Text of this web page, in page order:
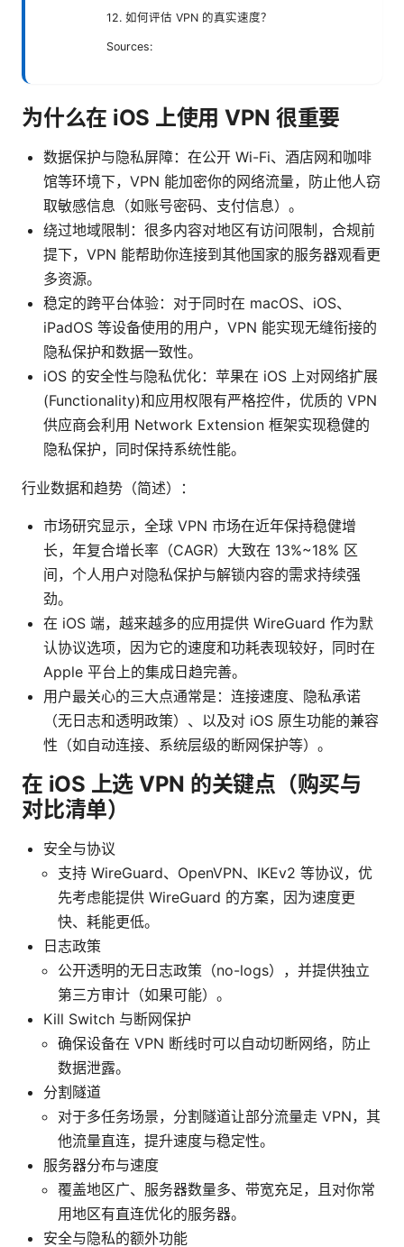
12. 如何评估 VPN 的真实速度？
Sources:
为什么在 iOS 上使用 VPN 很重要
数据保护与隐私屏障：在公开 Wi-Fi、酒店网和咖啡
馆等环境下，VPN 能加密你的网络流量，防止他人窃
取敏感信息（如账号密码、支付信息）。
绕过地域限制：很多内容对地区有访问限制，合规前
提下，VPN 能帮助你连接到其他国家的服务器观看更
多资源。
稳定的跨平台体验：对于同时在 macOS、iOS、
iPadOS 等设备使用的用户，VPN 能实现无缝衔接的
隐私保护和数据一致性。
iOS 的安全性与隐私优化：苹果在 iOS 上对网络扩展
(Functionality)和应用权限有严格控件，优质的 VPN
供应商会利用 Network Extension 框架实现稳健的
隐私保护，同时保持系统性能。
行业数据和趋势（简述）：
市场研究显示，全球 VPN 市场在近年保持稳健增
长，年复合增长率（CAGR）大致在 13%~18% 区
间，个人用户对隐私保护与解锁内容的需求持续强
劲。
在 iOS 端，越来越多的应用提供 WireGuard 作为默
认协议选项，因为它的速度和功耗表现较好，同时在
Apple 平台上的集成日趋完善。
用户最关心的三大点通常是：连接速度、隐私承诺
（无日志和透明政策）、以及对 iOS 原生功能的兼容
性（如自动连接、系统层级的断网保护等）。
在 iOS 上选 VPN 的关键点（购买与
对比清单）
安全与协议
支持 WireGuard、OpenVPN、IKEv2 等协议，优
先考虑能提供 WireGuard 的方案，因为速度更
快、耗能更低。
日志政策
公开透明的无日志政策（no-logs），并提供独立
第三方审计（如果可能）。
Kill Switch 与断网保护
确保设备在 VPN 断线时可以自动切断网络，防止
数据泄露。
分割隧道
对于多任务场景，分割隧道让部分流量走 VPN，其
他流量直连，提升速度与稳定性。
服务器分布与速度
覆盖地区广、服务器数量多、带宽充足，且对你常
用地区有直连优化的服务器。
安全与隐私的额外功能